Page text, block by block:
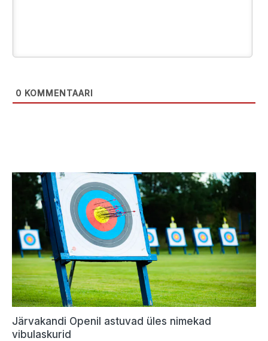
0 KOMMENTAARI
Järvakandi Openil astuvad üles nimekad
vibulaskurid